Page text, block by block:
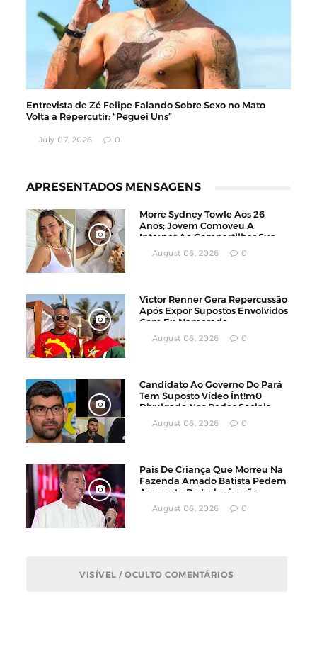
Entrevista de Zé Felipe Falando Sobre Sexo no Mato
Volta a Repercutir: “Peguei Uns”
July 07, 2026 0
APRESENTADOS MENSAGENS
Morre Sydney Towle Aos 26
Anos; Jovem Comoveu A
Internet Ao Compartilhar Sua
Luta Contra O Câncer
August 06, 2026 0
Victor Renner Gera Repercussão
Após Expor Supostos Envolvidos
Com Ex-Namorado
August 06, 2026 0
Candidato Ao Governo Do Pará
Tem Suposto Vídeo Ínt!m0
Divulgado Nas Redes Sociais
August 06, 2026 0
Pais De Criança Que Morreu Na
Fazenda Amado Batista Pedem
Aumento De Indenização
August 06, 2026 0
VISÍVEL / OCULTO COMENTÁRIOS